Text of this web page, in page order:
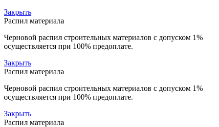
Закрыть
Распил материала
Черновой распил строительных материалов с допуском 1%
осуществляется при 100% предоплате.
Закрыть
Распил материала
Черновой распил строительных материалов с допуском 1%
осуществляется при 100% предоплате.
Закрыть
Распил материала